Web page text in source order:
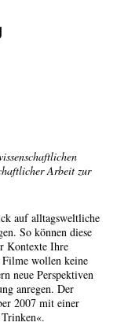
Arbeit zur
auf alltagsweltliche
So können diese
Kontexte Ihre
Filme wollen keine
neue Perspektiven
anregen. Der
2007 mit einer